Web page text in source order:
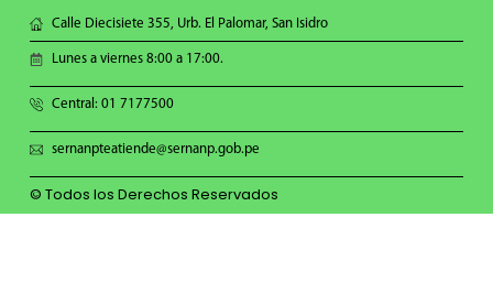
Calle Diecisiete 355, Urb. El Palomar, San Isidro
Lunes a viernes 8:00 a 17:00.
Central: 01 7177500
sernanpteatiende@sernanp.gob.pe
© Todos los Derechos Reservados